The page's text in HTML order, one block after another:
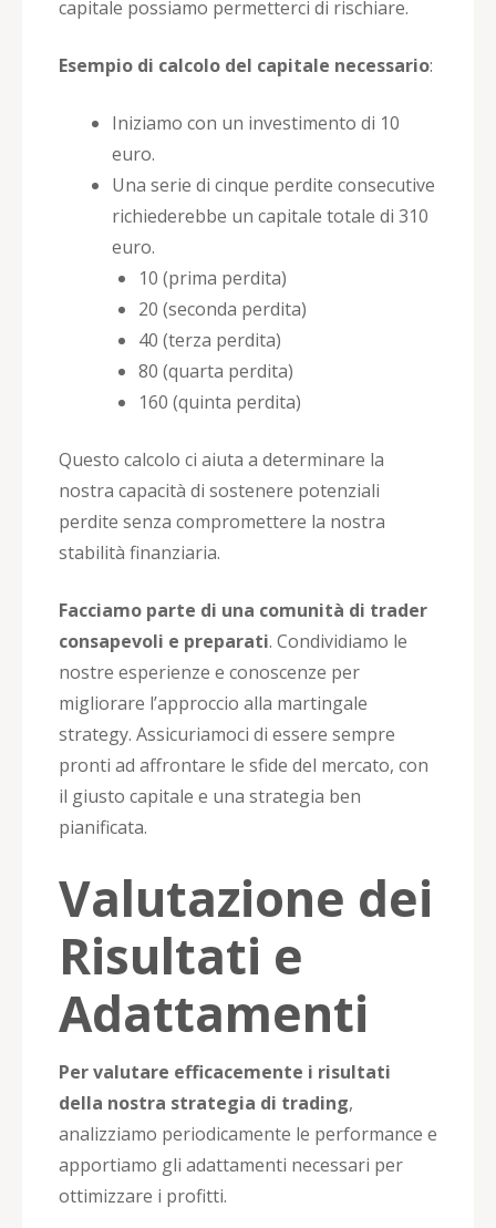
capitale possiamo permetterci di rischiare.
Esempio di calcolo del capitale necessario:
Iniziamo con un investimento di 10
euro.
Una serie di cinque perdite consecutive
richiederebbe un capitale totale di 310
euro.
10 (prima perdita)
20 (seconda perdita)
40 (terza perdita)
80 (quarta perdita)
160 (quinta perdita)
Questo calcolo ci aiuta a determinare la
nostra capacità di sostenere potenziali
perdite senza compromettere la nostra
stabilità finanziaria.
Facciamo parte di una comunità di trader
consapevoli e preparati. Condividiamo le
nostre esperienze e conoscenze per
migliorare l’approccio alla martingale
strategy. Assicuriamoci di essere sempre
pronti ad affrontare le sfide del mercato, con
il giusto capitale e una strategia ben
pianificata.
Valutazione dei
Risultati e
Adattamenti
Per valutare efficacemente i risultati
della nostra strategia di trading,
analizziamo periodicamente le performance e
apportiamo gli adattamenti necessari per
ottimizzare i profitti.